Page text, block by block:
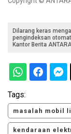
Dilarang keras
pengindeksan
Kantor Berita
Tags:
masalah mobil
kendaraan